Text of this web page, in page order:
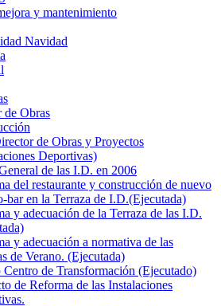
y mantenimiento
Navidad
de Obras
de Obras y Proyectos
Deportivas)
de las I.D. en 2006
del restaurante y construcción de nuevo
bar en la Terraza de I.D.(Ejecutada)
y adecuación de la Terraza de las I.D.
y adecuación a normativa de las
de Verano. (Ejecutada)
de Transformación (Ejecutado)
de Reforma de las Instalaciones